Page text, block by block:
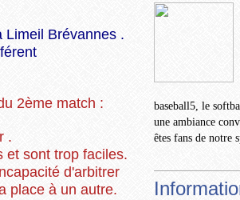
Limeil Brévannes .
2ème match :
.
et sont trop faciles.
d'arbitrer
place à un autre.
baseball5, le
une ambiance
êtes fans de notre